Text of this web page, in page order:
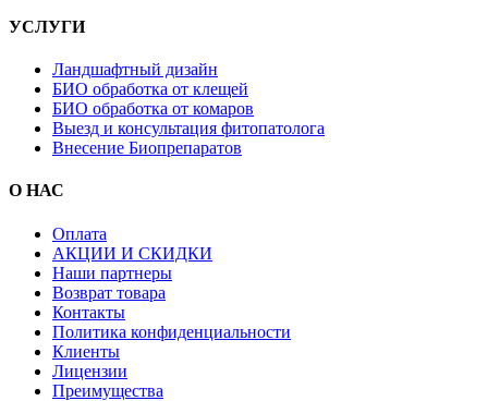
УСЛУГИ
Ландшафтный дизайн
БИО обработка от клещей
БИО обработка от комаров
Выезд и консультация фитопатолога
Внесение Биопрепаратов
О НАС
Оплата
АКЦИИ И СКИДКИ
Наши партнеры
Возврат товара
Контакты
Политика конфиденциальности
Клиенты
Лицензии
Преимущества